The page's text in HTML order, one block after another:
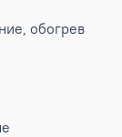
обогрев